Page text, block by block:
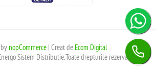
nopCommerce| Creat de Ecom Digital
Sistem Distributie.Toate drepturile rezervate.